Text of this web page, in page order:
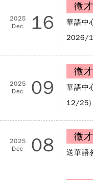
2025
Dec
16
徵
華語中
2026/
2025
Dec
09
徵
華語中
12/25)
2025
Dec
08 徵
送華語